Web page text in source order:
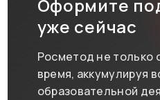
Оформите
уже сейчас
Росметод не только
время, аккумулируя
образовательной